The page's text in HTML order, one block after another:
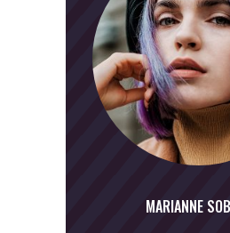
MARIANNE